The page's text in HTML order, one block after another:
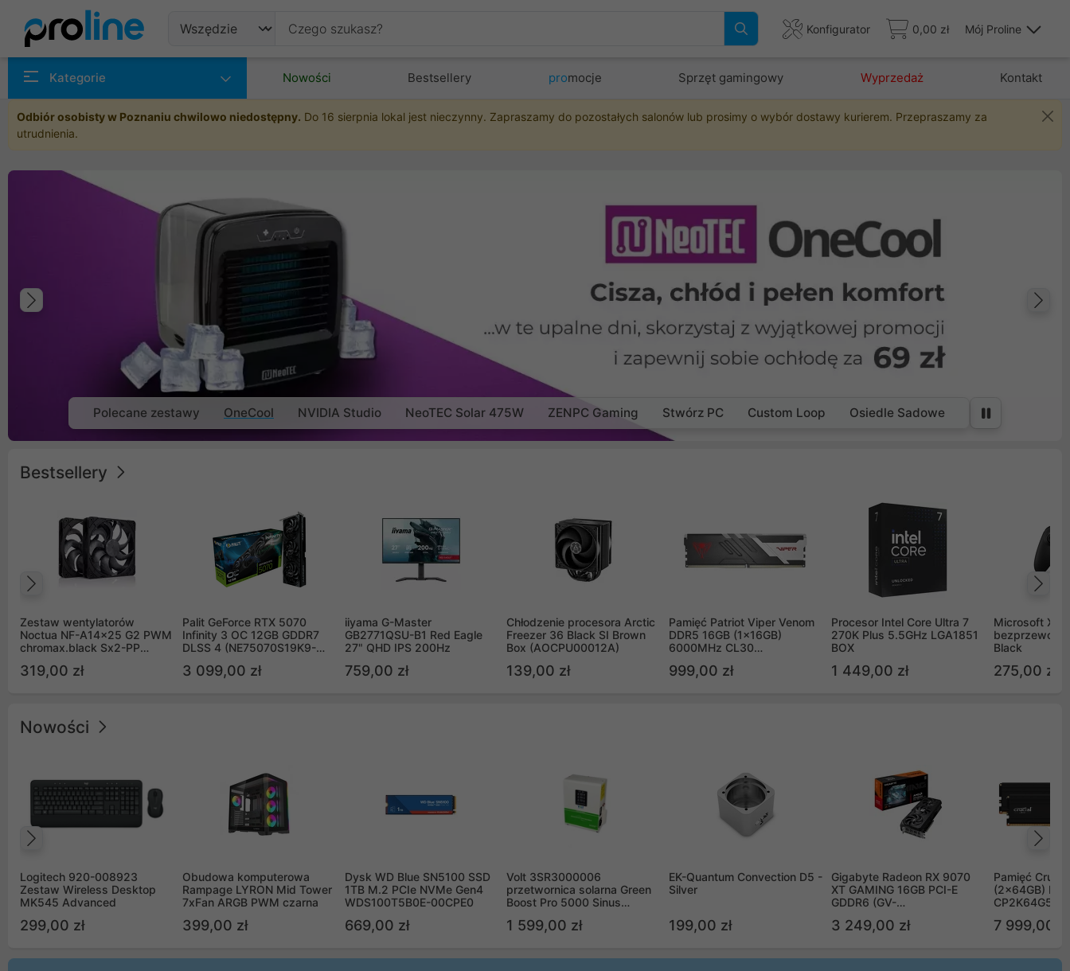
Konfigurator 0,00 zł Mój Proline
Kategorie Nowości Bestsellery promocje Sprzęt gamingowy Wyprzedaż Kontakt
Odbiór osobisty w Poznaniu chwilowo niedostępny. Do 16 sierpnia lokal jest nieczynny. Zapraszamy do pozostałych salonów lub prosimy o wybór dostawy kurierem. Przepraszamy za
utrudnienia.
Poprzedni
Polecane zestawy OneCool NVIDIA Studio NeoTEC Solar 475W ZENPC Gaming Stwórz PC Custom Loop Osiedle Sadowe
Bestsellery
Zestaw wentylatorów
Noctua NF-A14x25 G2 PWM
chromax.black Sx2-PP
(2szt)
319,00 zł
Palit GeForce RTX 5070
Infinity 3 OC 12GB GDDR7
DLSS 4 (NE75070S19K9-
3 099,00 zł
iiyama G-Master
GB2771QSU-B1 Red Eagle
27" QHD IPS 200Hz
759,00 zł
Chłodzenie procesora Arctic
Freezer 36 Black SI Brown
Box (AOCPU00012A)
139,00 zł
Pamięć Patriot Viper Venom
DDR5 16GB (1x16GB)
6000MHz CL30
999,00 zł
Procesor Intel Core Ultra 7
270K Plus 5.5GHz LGA1851
BOX
1 449,00 zł
Microsoft
Black
275,00 zł
Nowości
Logitech 920-008923
Zestaw Wireless Desktop
MK545 Advanced
299,00 zł
Obudowa komputerowa
Rampage LYRON Mid Tower
7xFan ARGB PWM czarna
399,00 zł
Dysk WD Blue SN5100 SSD
1TB M.2 PCIe NVMe Gen4
WDS100T5B0E-00CPE0
669,00 zł
Volt 3SR3000006
przetwornica solarna Green
Boost Pro 5000 Sinus
1 599,00 zł
EK-Quantum Convection D5 -
Silver
199,00 zł
Gigabyte Radeon RX 9070
XT GAMING 16GB PCI-E
GDDR6 (GV-
3 249,00 zł
Pamięć
(2x64GB)
7 999,00 zł